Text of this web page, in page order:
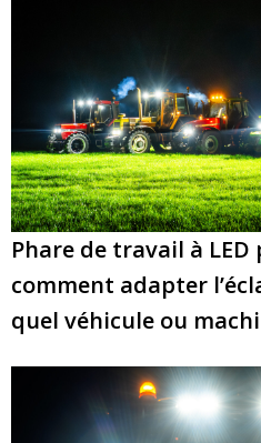
Phare de travail à
comment adapter
quel véhicule ou